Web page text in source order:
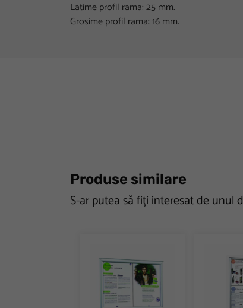
Latime profil rama: 25 mm.
Grosime profil rama: 16 mm.
Produse similare
S-ar putea să fiți interesat de unul